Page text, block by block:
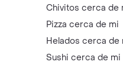
Chivitos cerca de
Pizza cerca de mi
Helados cerca de
Sushi cerca de mi